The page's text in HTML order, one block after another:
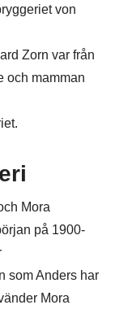
von
Zorn var från
och mamman
Mora
på 1900-
som Anders har
Mora